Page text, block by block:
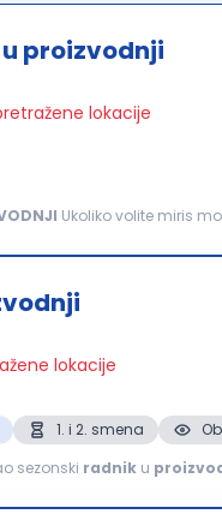
proizvodnji
lokacije
Ukoliko volite miris
lokacije
1. i 2. smena
sezonski radnik u